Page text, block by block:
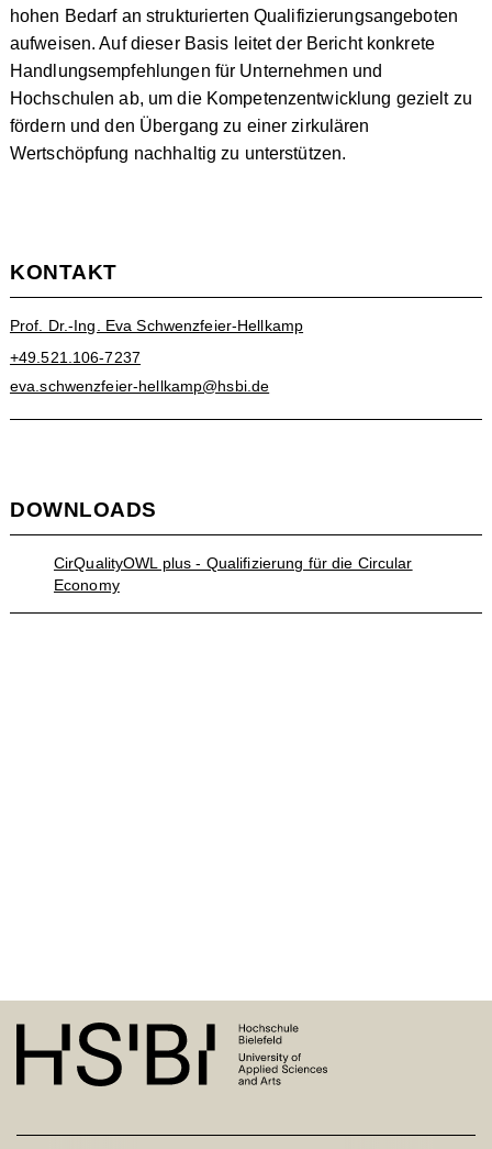
hohen Bedarf an strukturierten Qualifizierungsangeboten
aufweisen. Auf dieser Basis leitet der Bericht konkrete
Handlungsempfehlungen für Unternehmen und
Hochschulen ab, um die Kompetenzentwicklung gezielt zu
fördern und den Übergang zu einer zirkulären
Wertschöpfung nachhaltig zu unterstützen.
KONTAKT
Prof. Dr.-Ing. Eva Schwenzfeier-Hellkamp
+49.521.106-7237
eva.schwenzfeier-hellkamp@hsbi.de
DOWNLOADS
CirQualityOWL plus - Qualifizierung für die Circular
Economy